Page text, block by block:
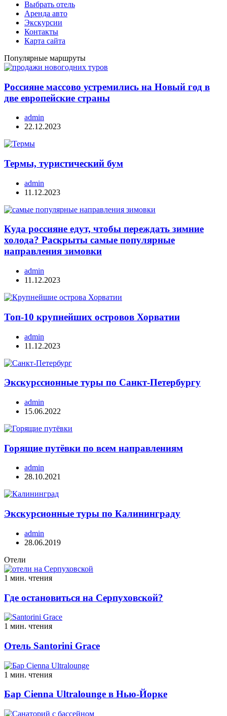
Выбрать отель
Аренда авто
Экскурсии
Контакты
Карта сайта
Популярные маршруты
Россияне массово устремились на Новый год в
две европейские страны
admin
22.12.2023
Термы, туристический бум
admin
11.12.2023
Куда россияне едут, чтобы переждать зимние
холода? Раскрыты самые популярные
направления зимовки
admin
11.12.2023
Топ-10 крупнейших островов Хорватии
admin
11.12.2023
Экскурссионные туры по Санкт-Петербургу
admin
15.06.2022
Горящие путёвки по всем направлениям
admin
28.10.2021
Экскурсионные туры по Калининграду
admin
28.06.2019
Отели
1 мин. чтения
Где остановиться на Серпуховской?
1 мин. чтения
Отель Santorini Grace
1 мин. чтения
Бар Cienna Ultralounge в Нью-Йорке